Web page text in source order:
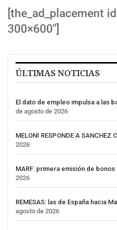
[the_ad_placement
300×600″]
ÚLTIMAS NOTICIAS
El dato de empleo impulsa a las
de agosto de 2026
MELONI RESPONDE A SANCHEZ
2026
MARF: primera emisión de
2026
REMESAS: las de España hacia
agosto de 2026